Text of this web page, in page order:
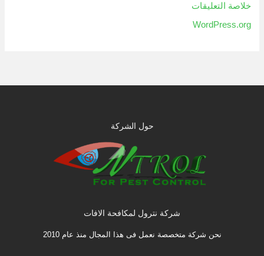
خلاصة التعليقات
WordPress.org
حول الشركة
شركة نترول لمكافحة الافات
نحن شركة متخصصة نعمل فى هذا المجال منذ عام 2010